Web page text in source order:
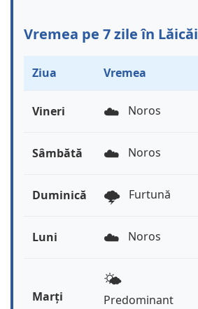
Vremea pe 7 zile în Lăicăi
Ziua Vremea
Vineri ☁️ Noros
Sâmbătă ☁️ Noros
Duminică 🌩️ Furtună
Luni ☁️ Noros
Marți
🌤️
Predominant